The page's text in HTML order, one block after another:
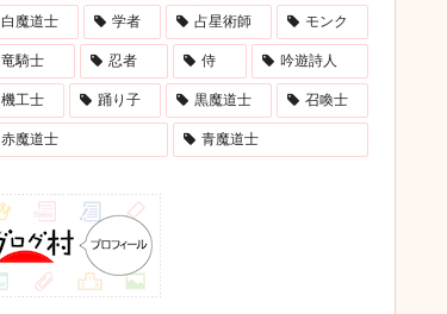
白魔道士 学者 占星術師 モンク
竜騎士 忍者 侍 吟遊詩人
機工士 踊り子 黒魔道士 召喚士
赤魔道士 青魔道士